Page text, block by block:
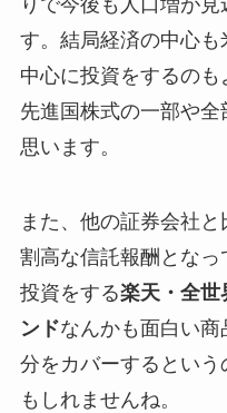
す。結局経済の中心
中心に投資をするのも
先進国株式の一部や
思います。
また、他の証券会社
割高な信託報酬とな
投資をする楽天・全世
ンドなんかも面白い商
分をカバーするとい
もしれませんね。